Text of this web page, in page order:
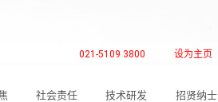
社会责任 技术研发 招贤纳士
设为主页
021-5109 3800